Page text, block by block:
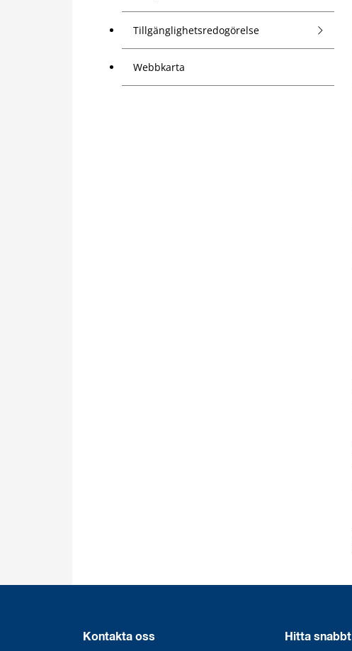
Tillgänglighetsredogörelse
Webbkarta
Kontakta oss Hitta snabbt